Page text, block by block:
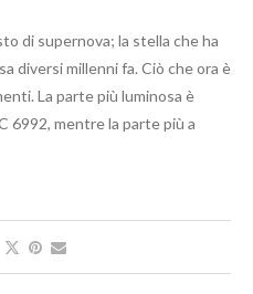
di supernova; la stella che ha
diversi millenni fa. Ciò che ora è
La parte più luminosa è
6992, mentre la parte più a